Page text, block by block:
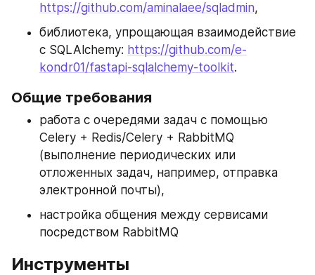
https://github.com/aminalaee/sqladmin,
библиотека, упрощающая взаимодействие
с SQLAlchemy: https://github.com/e-
kondr01/fastapi-sqlalchemy-toolkit.
Общие требования
работа с очередями задач с помощью
Celery + Redis/Celery + RabbitMQ
(выполнение периодических или
отложенных задач, например, отправка
электронной почты),
настройка общения между сервисами
посредством RabbitMQ
Инструменты